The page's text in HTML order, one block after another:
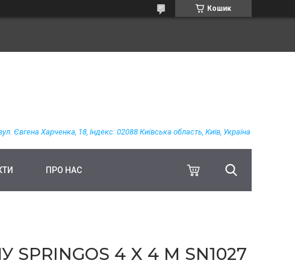
Кошик
Євгена Харченка, 18, Індекс: 02088 Київська область, Київ, Україна
ПРО НАС
4 X 4 М SN1027